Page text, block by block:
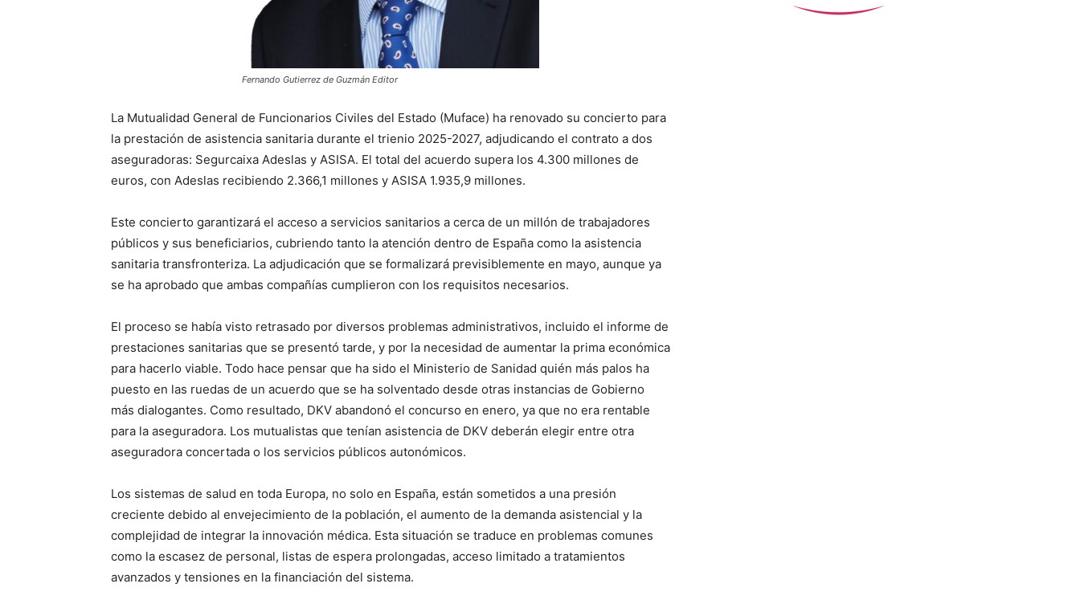
Fernando Gutierrez de Guzmán Editor
La Mutualidad General de Funcionarios Civiles del Estado (Muface) ha renovado su concierto para
la prestación de asistencia sanitaria durante el trienio 2025-2027, adjudicando el contrato a dos
aseguradoras: Segurcaixa Adeslas y ASISA. El total del acuerdo supera los 4.300 millones de
euros, con Adeslas recibiendo 2.366,1 millones y ASISA 1.935,9 millones.
Este concierto garantizará el acceso a servicios sanitarios a cerca de un millón de trabajadores
públicos y sus beneficiarios, cubriendo tanto la atención dentro de España como la asistencia
sanitaria transfronteriza. La adjudicación que se formalizará previsiblemente en mayo, aunque ya
se ha aprobado que ambas compañías cumplieron con los requisitos necesarios.
El proceso se había visto retrasado por diversos problemas administrativos, incluido el informe de
prestaciones sanitarias que se presentó tarde, y por la necesidad de aumentar la prima económica
para hacerlo viable. Todo hace pensar que ha sido el Ministerio de Sanidad quién más palos ha
puesto en las ruedas de un acuerdo que se ha solventado desde otras instancias de Gobierno
más dialogantes. Como resultado, DKV abandonó el concurso en enero, ya que no era rentable
para la aseguradora. Los mutualistas que tenían asistencia de DKV deberán elegir entre otra
aseguradora concertada o los servicios públicos autonómicos.
Los sistemas de salud en toda Europa, no solo en España, están sometidos a una presión
creciente debido al envejecimiento de la población, el aumento de la demanda asistencial y la
complejidad de integrar la innovación médica. Esta situación se traduce en problemas comunes
como la escasez de personal, listas de espera prolongadas, acceso limitado a tratamientos
avanzados y tensiones en la financiación del sistema.